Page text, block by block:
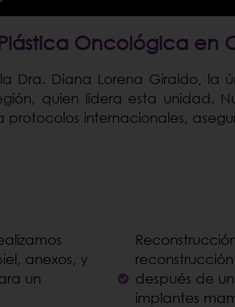
Oncológica en
Dra. Diana Lorena Giraldo, la
quien lidera esta unidad.
internacionales,
anexos, y
un
después de
implantes